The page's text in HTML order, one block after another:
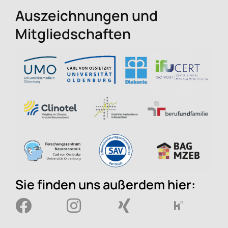
Auszeichnungen und
Mitgliedschaften
Sie finden uns außerdem hier: